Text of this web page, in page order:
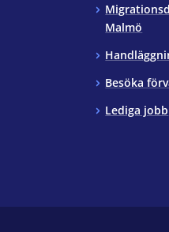
Malmö
Besöka
Lediga jobb